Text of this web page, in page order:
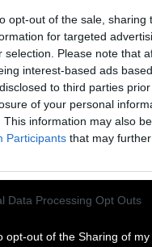
opt-out of the sale,
for targeted
selection. Please note that
interest-based ads
to third parties
of your personal
This information may also
Participants that may
Data Processing Opt Outs
opt-out of the Sharing of my
alle Level dieses
finden Sie Hinweise
Puzzles, die Sie
heutigen Consensus
eine schnellere